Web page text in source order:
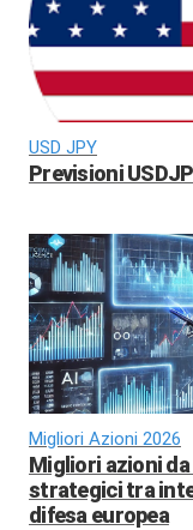
USD JPY
Previsioni
Migliori Azioni 2026
Migliori azioni
strategici tra
difesa europea